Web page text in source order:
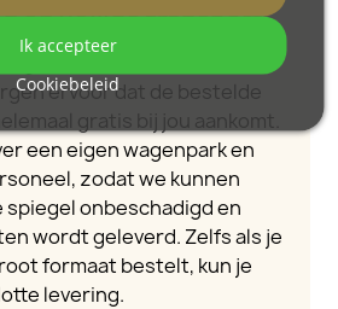
en veilige transport
te maken over het
ervoor dat de bestelde
gratis bij jou aankomt.
een eigen wagenpark en
zodat we kunnen
onbeschadigd en
wordt geleverd. Zelfs als je
formaat bestelt, kun je
levering.
Cookiebeleid
Ik accepteer